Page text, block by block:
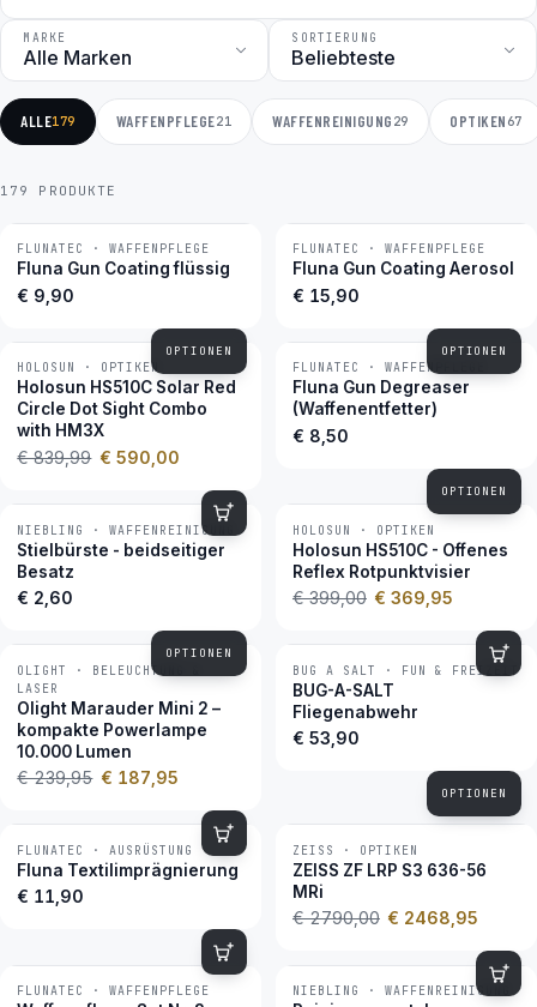
MARKE SORTIERUNG
ALLE179 WAFFENPFLEGE21 WAFFENREINIGUNG 29 OPTIKEN 67
179 PRODUKTE
BESTSELLER
FLUNATEC · WAFFENPFLEGE
Fluna Gun Coating flüssig
€ 9,90
OPTIONEN
BESTSELLER
FLUNATEC · WAFFENPFLEGE
Fluna Gun Coating Aerosol
€ 15,90
OPTIONEN
−30 %
HOLOSUN · OPTIKEN
Holosun HS510C Solar Red
Circle Dot Sight Combo
with HM3X
€ 839,99 € 590,00
BESTSELLER
FLUNATEC · WAFFENPFLEGE
Fluna Gun Degreaser
(Waffenentfetter)
€ 8,50
OPTIONEN
BESTSELLER
NIEBLING · WAFFENREINIGUNG
Stielbürste - beidseitiger
Besatz
€ 2,60
OPTIONEN
−7 %
HOLOSUN · OPTIKEN
Holosun HS510C - Offenes
Reflex Rotpunktvisier
€ 399,00 € 369,95
−22 %
OLIGHT · BELEUCHTUNG &
LASER
Olight Marauder Mini 2 –
kompakte Powerlampe
10.000 Lumen
€ 239,95 € 187,95
BESTSELLER
BUG A SALT · FUN & FREIZEIT
BUG-A-SALT
Fliegenabwehr
€ 53,90
OPTIONEN
BESTSELLER
FLUNATEC · AUSRÜSTUNG
Fluna Textilimprägnierung
€ 11,90
−12 %
ZEISS · OPTIKEN
ZEISS ZF LRP S3 636-56
MRi
€ 2790,00 € 2468,95
BESTSELLER
FLUNATEC · WAFFENPFLEGE BESTSELLER
NIEBLING · WAFFENREINIGUNG